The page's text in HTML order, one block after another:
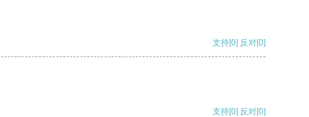
支持[0] 反对[0]
支持[0] 反对[0]